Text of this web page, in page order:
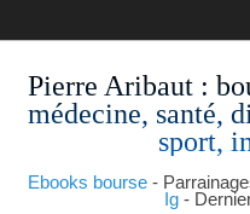
Pierre Aribaut :
médecine, santé,
sport,
Ebooks bourse-
Ig-